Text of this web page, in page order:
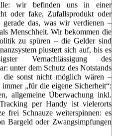
wir befinden uns in einer
oder fake, Zufallsprodukt oder
das, was wir verdienen –
Menschheit. Wir bekommen die
zu spüren – die Gelder sind
plustert sich auf, bis es
Vernachlässigung des
unter dem Schutz des Notstands
die sonst nicht möglich wären –
„für die eigene Sicherheit“:
allgemeine Überwachung inkl.
per Handy ist vielerorts
frei Schnauze weiterspinnen: es
Bargeld oder Zwangsimpfungen